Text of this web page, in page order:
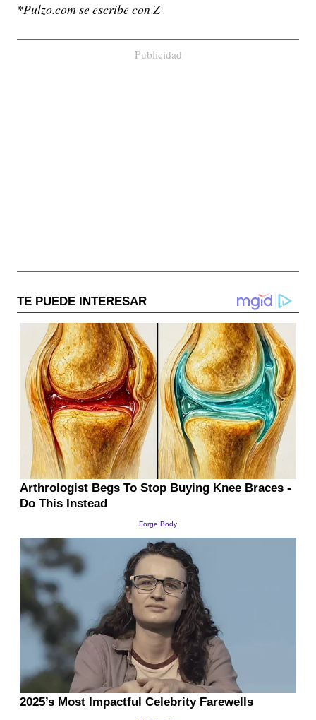
*Pulzo.com se escribe con Z
Publicidad